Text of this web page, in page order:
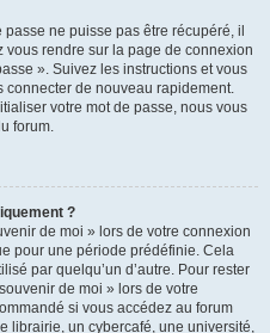
ne puisse pas être récupéré, il
rendre sur la page de connexion
». Suivez les instructions et vous
connecter de nouveau rapidement.
votre mot de passe, nous vous
forum.
?
de moi » lors de votre connexion
pour une période prédéfinie. Cela
par quelqu’un d’autre. Pour rester
de moi » lors de votre
si vous accédez au forum
librairie, un cybercafé, une université,